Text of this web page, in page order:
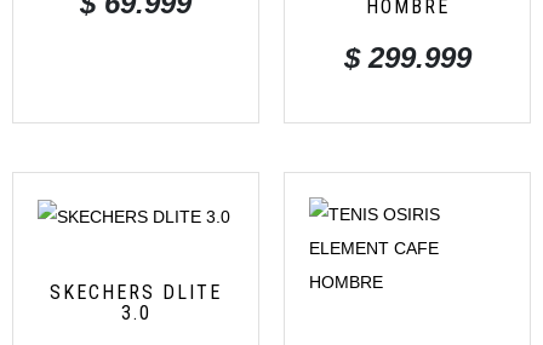
HOMBRE
$299.999
SKECHERS DLITE
3.0